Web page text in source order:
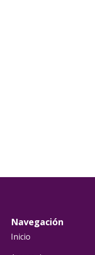
Navegación
Inicio